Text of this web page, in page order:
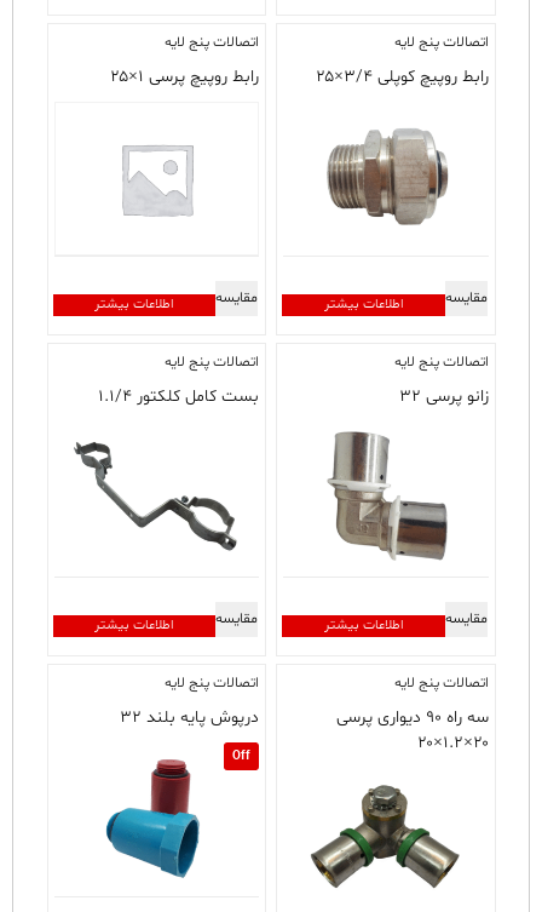
اتصالات پنج لایه
رابط روپیچ کوپلی ۳/۴×۲۵
اطلاعات بیشتر مقایسه
اتصالات پنج لایه
رابط روپیچ پرسی ۱×۲۵
اطلاعات بیشتر مقایسه
اتصالات پنج لایه
زانو پرسی ۳۲
اطلاعات بیشتر مقایسه
اتصالات پنج لایه
بست کامل کلکتور ۱.۱/۴
اطلاعات بیشتر مقایسه
اتصالات پنج لایه
سه راه ۹۰ دیواری پرسی
۲۰×۱.۲×۲۰
اتصالات پنج لایه
درپوش پایه بلند ۳۲
Off